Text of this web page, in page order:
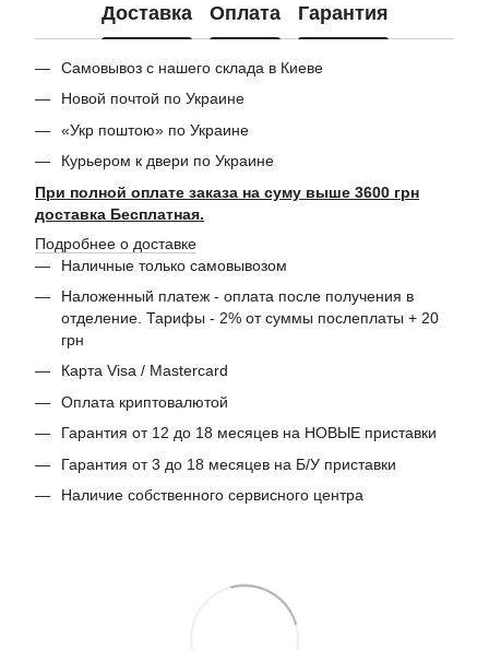
Доставка Оплата Гарантия
Самовывоз с нашего склада в Киеве
Новой почтой по Украине
«Укр поштою» по Украине
Курьером к двери по Украине
При полной оплате заказа на суму выше 3600 грн
доставка Бесплатная.
Подробнее о доставке
Наличные только самовывозом
Наложенный платеж - оплата после получения в
отделение. Тарифы - 2% от суммы послеплаты + 20
грн
Карта Visa / Mastercard
Оплата криптовалютой
Гарантия от 12 до 18 месяцев на НОВЫЕ приставки
Гарантия от 3 до 18 месяцев на Б/У приставки
Наличие собственного сервисного центра